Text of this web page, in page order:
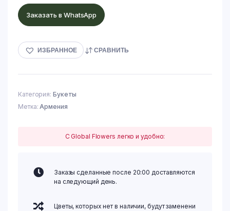
Заказать в WhatsApp
ИЗБРАННОЕ СРАВНИТЬ
Категория: Букеты
Метка:Армения
С Global Flowers легко и удобно:
Заказы сделанные после 20:00 доставляются
на следующий день.
Цветы, которых нет в наличии, будут заменени